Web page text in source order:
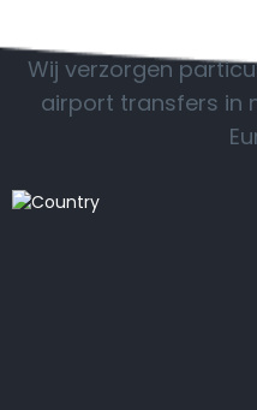
Wij verzorgen
airport transfers in